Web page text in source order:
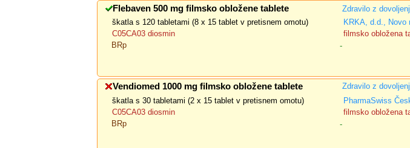
Flebaven 500 mg filmsko obložene tablete Zdravilo z
škatla s 120 tabletami (8 x 15 tablet v pretisnem omotu)
KRKA, d.d., Novo
C05CA03 diosmin
filmsko obložena
BRp
-
Vendiomed 1000 mg filmsko obložene tablete Zdravilo z
škatla s 30 tabletami (2 x 15 tablet v pretisnem omotu)
PharmaSwiss
C05CA03 diosmin
filmsko obložena
BRp
-